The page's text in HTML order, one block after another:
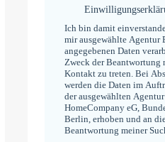
Ich bin damit
mir ausgewählte
angegebenen Daten
Zweck der Beantwortung
Kontakt zu treten. Bei
werden die Daten im
der ausgewählten
HomeCompany eG,
Berlin, erhoben und an
Beantwortung meiner